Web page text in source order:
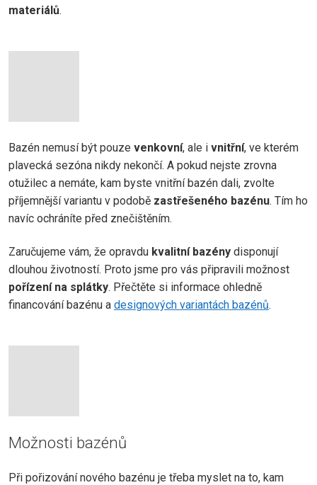
materiálů.
Bazén nemusí být pouze venkovní, ale i vnitřní, ve kterém
plavecká sezóna nikdy nekončí. A pokud nejste zrovna
otužilec a nemáte, kam byste vnitřní bazén dali, zvolte
příjemnější variantu v podobě zastřešeného bazénu. Tím ho
navíc ochráníte před znečištěním.
Zaručujeme vám, že opravdu kvalitní bazény disponují
dlouhou životností. Proto jsme pro vás připravili možnost
pořízení na splátky. Přečtěte si informace ohledně
financování bazénu a designových variantách bazénů.
Možnosti bazénů
Při pořizování nového bazénu je třeba myslet na to, kam